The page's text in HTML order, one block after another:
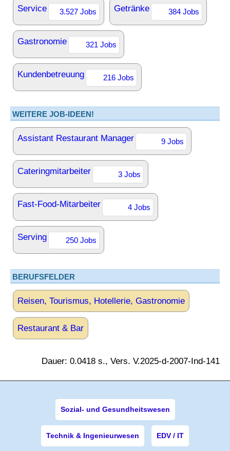
Service 3.527 Jobs Getränke 384 Jobs
Gastronomie 321 Jobs
Kundenbetreuung 216 Jobs
WEITERE JOB-IDEEN!
Assistant Restaurant Manager 9 Jobs
Cateringmitarbeiter 3 Jobs
Fast-Food-Mitarbeiter 4 Jobs
Serving 250 Jobs
BERUFSFELDER
Reisen, Tourismus, Hotellerie, Gastronomie
Restaurant & Bar
Dauer: 0.0418 s., Vers. V.2025-d-2007-Ind-141
Sozial- und Gesundheitswesen
Technik & Ingenieurwesen EDV / IT